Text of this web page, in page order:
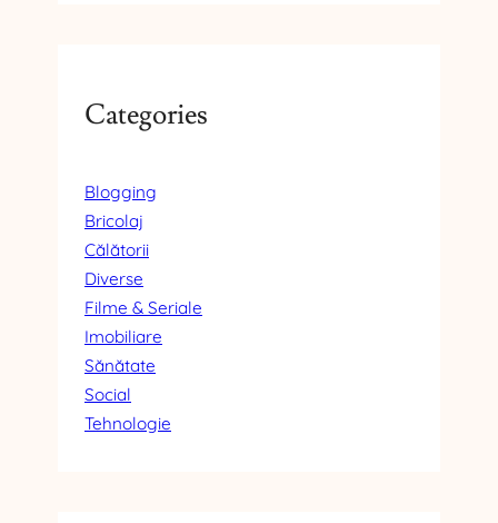
Categories
Blogging
Bricolaj
Călătorii
Diverse
Filme & Seriale
Imobiliare
Sănătate
Social
Tehnologie